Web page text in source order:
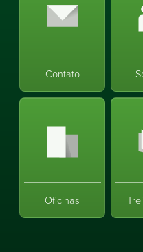
Contato
Oficinas